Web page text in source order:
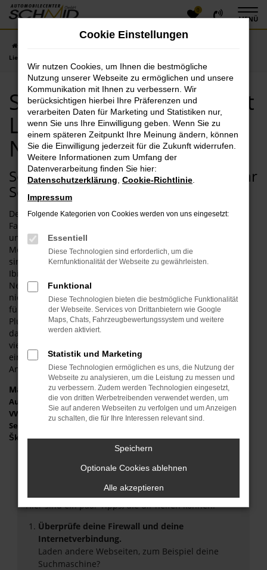
Zum
Hauptinhalt
0
MENÜ
Lieferservice nach Neuburg
Seat Ibiza Neuwagen mit
Lieferservice nach
Neuburg
Sorgenfrei durch Neuburg fahren: Ihr
Seat Ibiza Neuwagen wartet
Der Seat Ibiza Neuwagen ist eines der attraktivsten
Fahrzeuge, mit dem man in Neuburg und Umgebung
unterwegs sein kann. Manche Menschen bezeichnen das
Modell zu Recht als Traumwagen, was viele Gründe hat. Da
sind zum einen die aktuellen Motoren, mit denen der Seat
Ibiza Neuwagen besonders effizient und sparsam durch
Neuburg fährt. Darüber hinaus eignet sich das Fahrzeug
nicht nur für den Stadtverkehr von Neuburg, sondern auch
für Fahrten über Land bzw. auf der Autobahn. Ein weiterer
Pluspunkt ist die Ausstattung. Nicht nur Experten wissen,
dass der Seat Ibiza Neuwagen im direkten Vergleich mit
vielen Kontrahenten die Nase vorn hat. Gemeinsam mit
einem soliden Preis-Leistungs-Verhältnis entsteht ein
Angebot, das Sie nicht ablehnen sollten.
Marken
Audi
VW
Seat
Škoda
Fehler: Network Error
Beim Laden ist ein Fehler aufgetreten.
Hier sind ein paar Tipps, die dir helfen können:
Überprüfe deine Firewall und deine
Internetverbindung.
Laden andere Webseiten, zum Beispiel deine
Suchmaschine?
Cookie Einstellungen
Wir nutzen Cookies, um Ihnen die bestmögliche
Nutzung unserer Webseite zu ermöglichen und unsere
Kommunikation mit Ihnen zu verbessern. Wir
berücksichtigen hierbei Ihre Präferenzen und
verarbeiten Daten für Marketing und Statistiken nur,
wenn Sie uns Ihre Einwilligung geben. Wenn Sie zu
einem späteren Zeitpunkt Ihre Meinung ändern, können
Sie die Einwilligung jederzeit für die Zukunft widerrufen.
Weitere Informationen zum Umfang der
Datenverarbeitung finden Sie hier:
Datenschutzerklärung Cookie-Richtlinie
Impressum
Folgende Kategorien von Cookies werden von uns eingesetzt:
Essentiell
Diese Technologien sind erforderlich, um die
Kernfunktionalität der Webseite zu gewährleisten.
Funktional
Diese Technologien bieten die bestmögliche Funktionalität
der Webseite. Services von Drittanbietern wie Google
Maps, Chats, Fahrzeugbewertungssystem und weitere
werden aktiviert.
Statistik und Marketing
Diese Technologien ermöglichen es uns, die Nutzung der
Webseite zu analysieren, um die Leistung zu messen und
zu verbessern. Zudem werden Technologien eingesetzt,
die von dritten Werbetreibenden verwendet werden, um
Sie auf anderen Webseiten zu verfolgen und um Anzeigen
zu schalten, die für Ihre Interessen relevant sind.
Speichern
Optionale Cookies ablehnen
Alle akzeptieren